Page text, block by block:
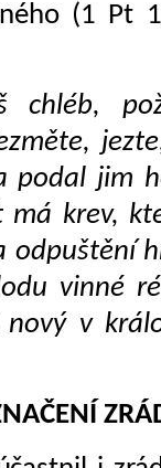
(1 Pt
chléb,
podal jim
krev,
odpuštění
vinné
v